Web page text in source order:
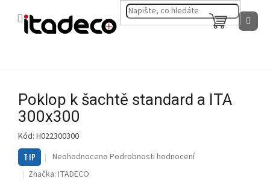
NÁKUPNÍ
KOŠÍK
Poklop k šachtě standard a ITA
300x300
Kód: H022300300
TIP
Průměrné
produktu
Neohodnoceno Podrobnosti hodnocení
Značka: ITADECO